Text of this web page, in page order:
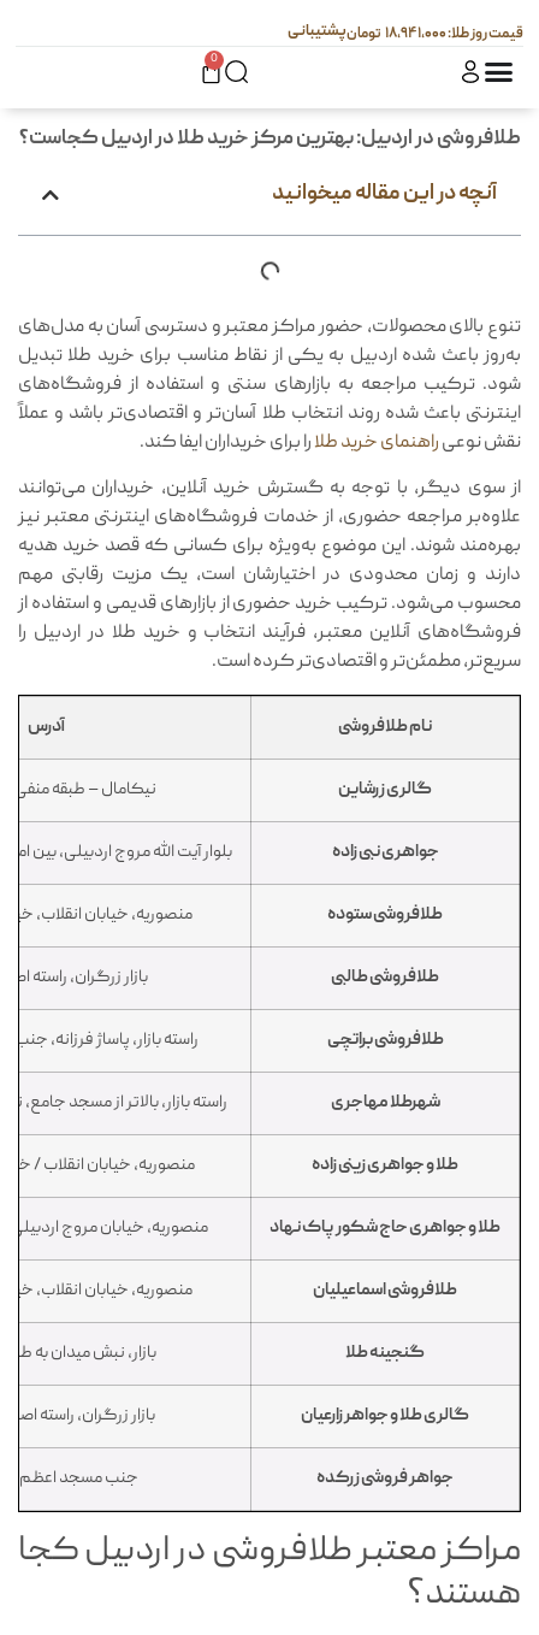
۱۸,۹۴۱,۰۰۰ پشتیبانی
0
طلافروشی در اردبیل: بهترین مرکز خرید طلا در اردبیل کجاست؟
آنچه در این مقاله میخوانید
تنوع بالای محصولات، حضور مراکز معتبر و دسترسی آسان به مدل‌های
به‌روز باعث شده اردبیل به یکی از نقاط مناسب برای خرید طلا تبدیل
شود. ترکیب مراجعه به بازارهای سنتی و استفاده از فروشگاه‌های
اینترنتی باعث شده روند انتخاب طلا آسان‌تر و اقتصادی‌تر باشد و عملاً
نقش نوعیراهنمای خرید طلارا برای خریداران ایفا کند.
از سوی دیگر، با توجه به گسترش خرید آنلاین، خریداران می‌توانند
علاوه‌بر مراجعه حضوری، از خدمات فروشگاه‌های اینترنتی معتبر نیز
بهره‌مند شوند. این موضوع به‌ویژه برای کسانی که قصد خرید هدیه
دارند و زمان محدودی در اختیارشان است، یک مزیت رقابتی مهم
محسوب می‌شود. ترکیب خرید حضوری از بازارهای قدیمی و استفاده از
فروشگاه‌های آنلاین معتبر، فرآیند انتخاب و خرید طلا در اردبیل را
سریع‌تر، مطمئن‌تر و اقتصادی‌تر کرده است.
نام طلافروشی آدرس
گالری زرشاین نیکامال – طبقه منفی 2 – پلاک17
جواهری نبی زاده بلوار آیت الله مروج اردبیلی، بین
طلافروشی ستوده منصوریه، خیابان انقلاب،
طلافروشی طالبی بازار زرگران، راسته
طلافروشی براتچی راسته بازار، پاساژ فرزانه،
شهرطلا مهاجری راسته بازار، بالاتر از مسجد جامع،
طلا و جواهری زینی زاده منصوریه، خیابان انقلاب /
طلا و جواهری حاج شکور پاک نهاد منصوریه، خیابان مروج
طلافروشی اسماعیلیان منصوریه، خیابان انقلاب،
گنجینه طلا بازار، نبش میدان به
گالری طلا و جواهر زارعیان بازار زرگران، راسته
جواهر فروشی زرکده جنب مسجد اعظم،
مراکز معتبر طلافروشی در اردبیل کجا
هستند؟